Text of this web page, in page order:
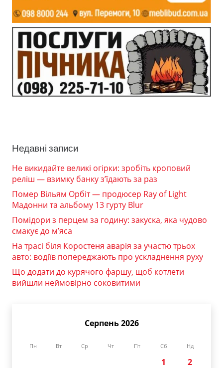
Недавні записи
Не викидайте великі огірки: зробіть кроповий
реліш — взимку банку з’їдають за раз
Помер Вільям Орбіт — продюсер Ray of Light
Мадонни та альбому 13 гурту Blur
Помідори з перцем за годину: закуска, яка чудово
смакує до м’яса
На трасі біля Коростеня аварія за участю трьох
авто: водіїв попереджають про ускладнення руху
Що додати до курячого фаршу, щоб котлети
вийшли неймовірно соковитими
Серпень 2026
Пн Вт Ср Чт Пт Сб Нд
1
2